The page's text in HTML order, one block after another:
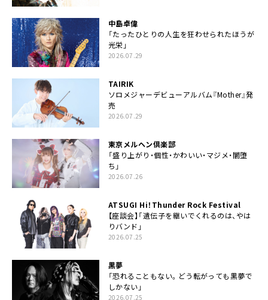
中島卓偉
「たったひとりの人生を狂わせられたほうが
光栄」
2026.07.29
TAIRIK
ソロメジャーデビューアルバム『Mother』発
売
2026.07.29
東京メルヘン倶楽部
「盛り上がり・個性・かわいい・マジメ・闇堕
ち」
2026.07.26
ATSUGI Hi！Thunder Rock Festival
【座談会】「遺伝子を継いでくれるのは、やは
りバンド」
2026.07.25
黒夢
「恐れることもない。どう転がっても黒夢で
しかない」
2026.07.25